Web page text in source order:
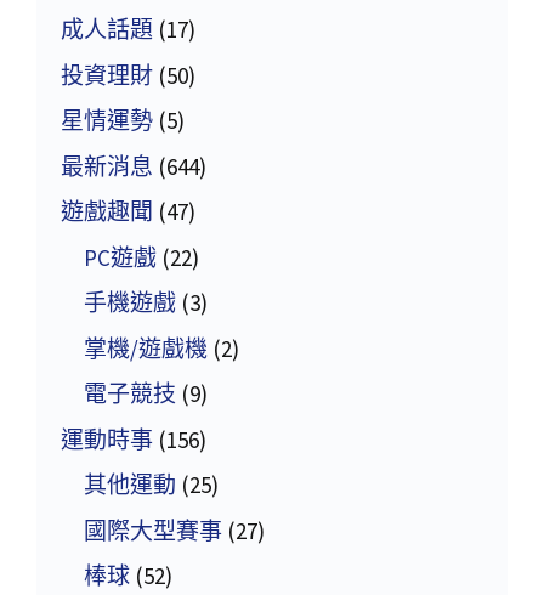
成人話題 (17)
投資理財 (50)
星情運勢 (5)
最新消息 (644)
遊戲趣聞 (47)
PC遊戲 (22)
手機遊戲 (3)
掌機/遊戲機 (2)
電子競技 (9)
運動時事 (156)
其他運動 (25)
國際大型賽事 (27)
棒球 (52)